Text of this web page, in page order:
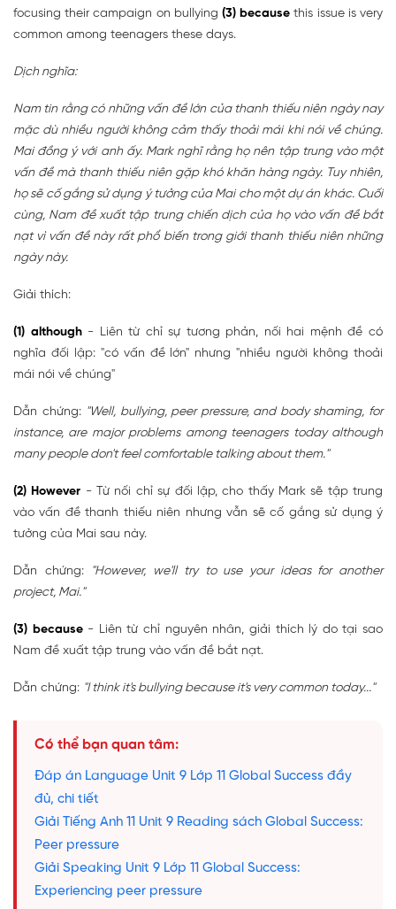
focusing their campaign on bullying (3) because this issue is very
common among teenagers these days.
Dịch nghĩa:
Nam tin rằng có những vấn đề lớn của thanh thiếu niên ngày nay
mặc dù nhiều người không cảm thấy thoải mái khi nói về chúng.
Mai đồng ý với anh ấy. Mark nghĩ rằng họ nên tập trung vào một
vấn đề mà thanh thiếu niên gặp khó khăn hàng ngày. Tuy nhiên,
họ sẽ cố gắng sử dụng ý tưởng của Mai cho một dự án khác. Cuối
cùng, Nam đề xuất tập trung chiến dịch của họ vào vấn đề bắt
nạt vì vấn đề này rất phổ biến trong giới thanh thiếu niên những
ngày này.
Giải thích:
(1) although- Liên từ chỉ sự tương phản, nối hai mệnh đề có
nghĩa đối lập: "có vấn đề lớn" nhưng "nhiều người không thoải
mái nói về chúng"
Dẫn chứng: "Well, bullying, peer pressure, and body shaming, for
instance, are major problems among teenagers today although
many people don't feel comfortable talking about them."
(2) However - Từ nối chỉ sự đối lập, cho thấy Mark sẽ tập trung
vào vấn đề thanh thiếu niên nhưng vẫn sẽ cố gắng sử dụng ý
tưởng của Mai sau này.
Dẫn chứng:
"However, we'll try to use your ideas for another
project, Mai."
(3) because- Liên từ chỉ nguyên nhân, giải thích lý do tại sao
Nam đề xuất tập trung vào vấn đề bắt nạt.
Dẫn chứng: "I think it's bullying because it's very common today..."
Có thể bạn quan tâm:
Đáp án Language Unit 9 Lớp 11 Global Success đầy
đủ, chi tiết
Giải Tiếng Anh 11 Unit 9 Reading sách Global Success:
Peer pressure
Giải Speaking Unit 9 Lớp 11 Global Success:
Experiencing peer pressure